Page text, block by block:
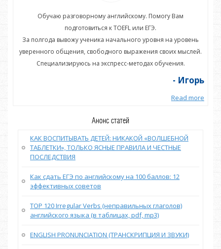
Обучаю разговорному английскому. Помогу Вам
подготовиться к TOEFL или ЕГЭ.
За полгода вывожу ученика начального уровня на уровень
уверенного общения, свободного выражения своих мыслей.
Специализируюсь на экспресс-методах обучения.
- Игорь
Read more
Анонс статей
КАК ВОСПИТЫВАТЬ ДЕТЕЙ: НИКАКОЙ «ВОЛШЕБНОЙ
ТАБЛЕТКИ», ТОЛЬКО ЯСНЫЕ ПРАВИЛА И ЧЕСТНЫЕ
ПОСЛЕДСТВИЯ
Как сдать ЕГЭ по английскому на 100 баллов: 12
эффективных советов
TOP 120 Irregular Verbs (неправильных глаголов)
английского языка (в таблицах, pdf, mp3)
ENGLISH PRONUNCIATION (ТРАНСКРИПЦИЯ И ЗВУКИ)